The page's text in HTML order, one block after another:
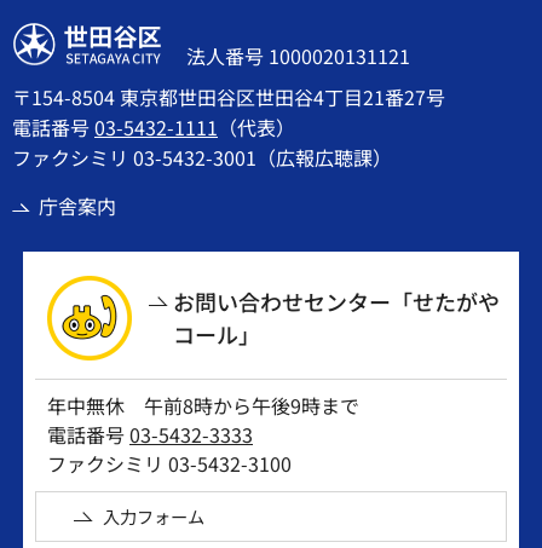
世田谷区
法人番号 1000020131121
〒154-8504 東京都世田谷区世田谷4丁目21番27号
電話番号03-5432-1111 （代表）
ファクシミリ 03-5432-3001（広報広聴課）
庁舎案内
お問い合わせセンター「せたがや
コール」
年中無休 午前8時から午後9時まで
電話番号03-5432-3333
ファクシミリ 03-5432-3100
入力フォーム